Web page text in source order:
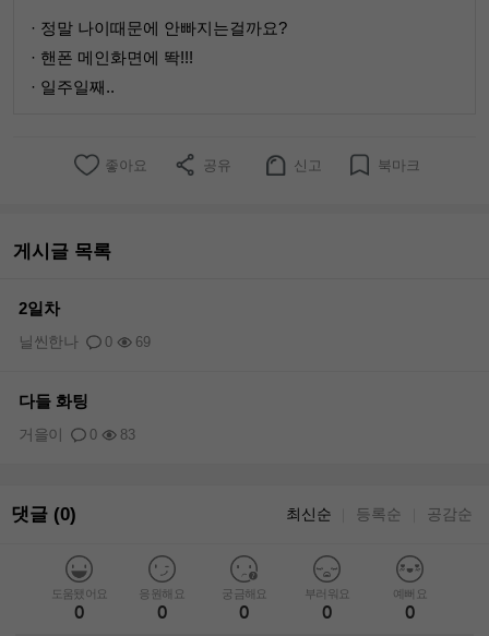
· 정말 나이때문에 안빠지는걸까요?
· 핸폰 메인화면에 똭!!!
· 일주일째..
좋아요 공유 신고 북마크
게시글 목록
2일차
0 69
닐씬한나
다들 화팅
0 83
거을이
댓글 (0) 최신순 등록순 공감순
도움됐어요
0
응원해요
0
궁금해요
0
부러워요
0
예뻐요
0